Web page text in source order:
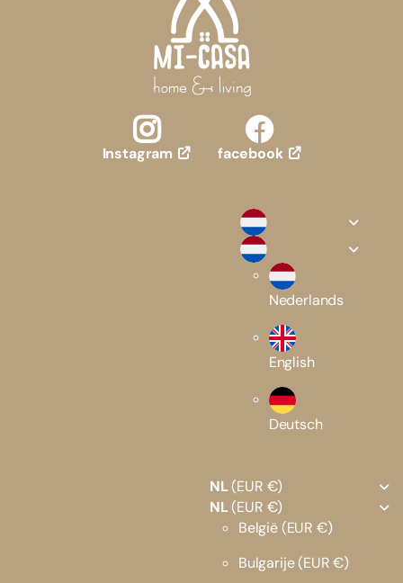
Instagram facebook
Nederlands
English
Deutsch
NL(EUR €)
NL(EUR €)
België(EUR €)
Bulgarije(EUR €)